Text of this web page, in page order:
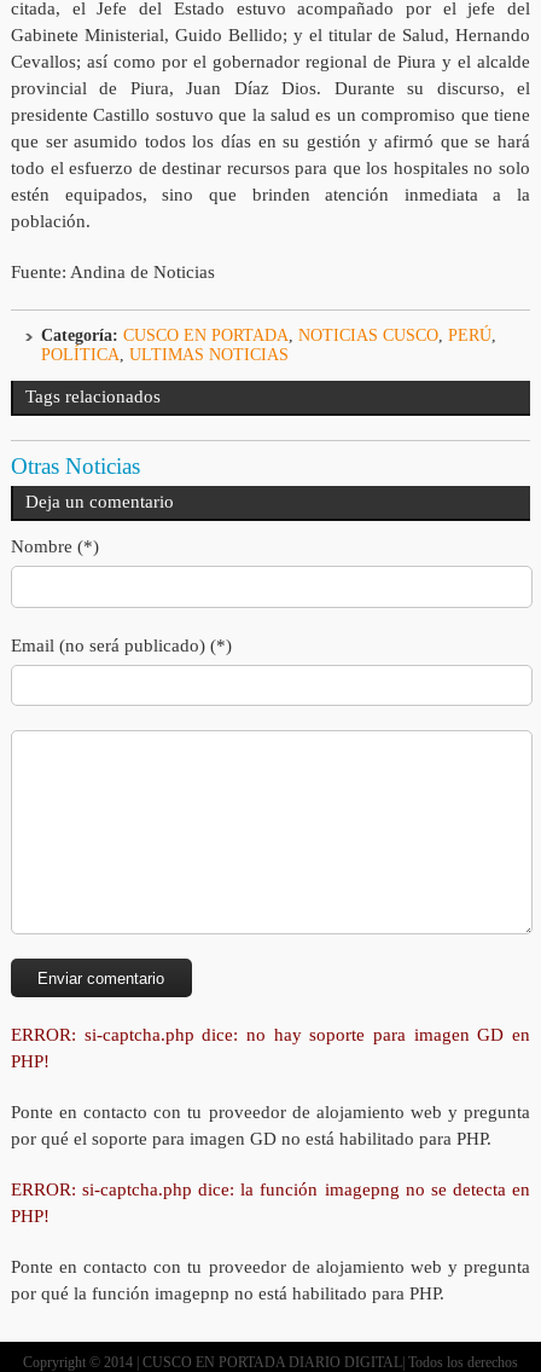
citada, el Jefe del Estado estuvo acompañado por el jefe del
Gabinete Ministerial, Guido Bellido; y el titular de Salud, Hernando
Cevallos; así como por el gobernador regional de Piura y el alcalde
provincial de Piura, Juan Díaz Dios. Durante su discurso, el
presidente Castillo sostuvo que la salud es un compromiso que tiene
que ser asumido todos los días en su gestión y afirmó que se hará
todo el esfuerzo de destinar recursos para que los hospitales no solo
estén equipados, sino que brinden atención inmediata a la
población.
Fuente: Andina de Noticias
Categoría: CUSCO EN PORTADA, NOTICIAS CUSCO, PERÚ,
POLÍTICA, ULTIMAS NOTICIAS
Tags relacionados
Otras Noticias
Deja un comentario
Nombre (*)
Email (no será publicado) (*)
ERROR: si-captcha.php dice: no hay soporte para imagen GD en
PHP!
Ponte en contacto con tu proveedor de alojamiento web y pregunta
por qué el soporte para imagen GD no está habilitado para PHP.
ERROR: si-captcha.php dice: la función imagepng no se detecta en
PHP!
Ponte en contacto con tu proveedor de alojamiento web y pregunta
por qué la función imagepnp no está habilitado para PHP.
Copryright © 2014 | CUSCO EN PORTADA DIARIO DIGITAL| Todos los derechos